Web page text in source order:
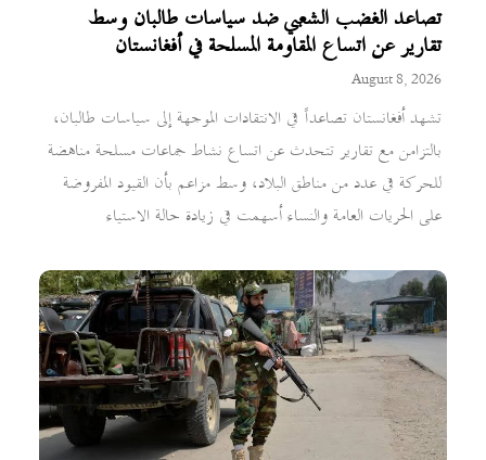
تصاعد الغضب الشعبي ضد سياسات طالبان وسط
تقارير عن اتساع المقاومة المسلحة في أفغانستان
August 8, 2026
تشهد أفغانستان تصاعداً في الانتقادات الموجهة إلى سياسات طالبان،
بالتزامن مع تقارير تتحدث عن اتساع نشاط جماعات مسلحة مناهضة
للحركة في عدد من مناطق البلاد، وسط مزاعم بأن القيود المفروضة
على الحريات العامة والنساء أسهمت في زيادة حالة الاستياء